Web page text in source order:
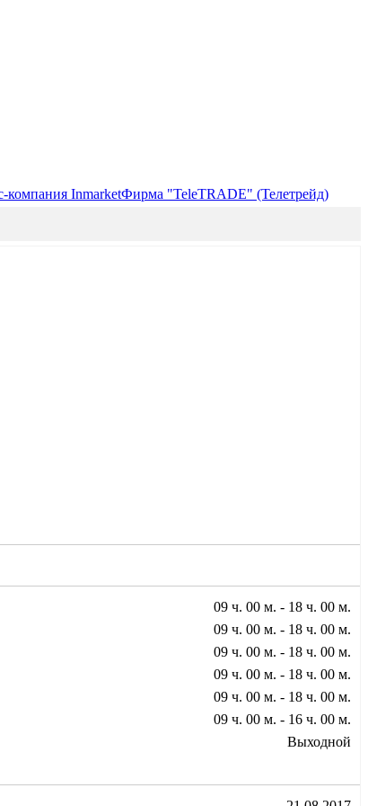
компания InmarketФирма "TeleTRADE" (Телетрейд)
09 ч. 00 м. - 18 ч. 00 м.
09 ч. 00 м. - 18 ч. 00 м.
09 ч. 00 м. - 18 ч. 00 м.
09 ч. 00 м. - 18 ч. 00 м.
09 ч. 00 м. - 18 ч. 00 м.
09 ч. 00 м. - 16 ч. 00 м.
Выходной